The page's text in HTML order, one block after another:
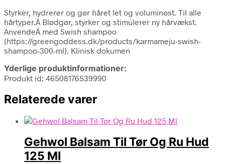
Styrker, hydrerer og gør håret let og voluminøst. Til alle
hårtyper.Â Blødgør, styrker og stimulerer ny hårvækst.
AnvendeÂ med Swish shampoo
(https://greengoddess.dk/products/karmameju-swish-
shampoo-300-ml). Klinisk dokumen
Yderlige produktinformationer:
Produkt id: 46508176539990
Relaterede varer
Gehwol Balsam Til Tør Og Ru Hud
125 Ml